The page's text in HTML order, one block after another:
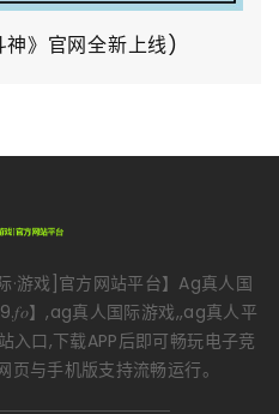
》官网全新上线)
·游戏]官方网站平台】Ag真人国
】,ag真人国际游戏,,ag真人平
入口,下载APP后即可畅玩电子竞
与手机版支持流畅运行。